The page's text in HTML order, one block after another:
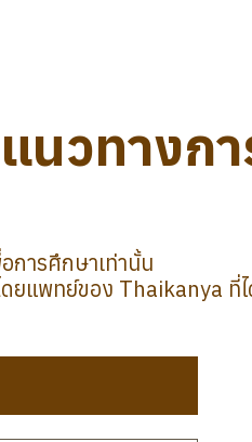
วทางกา
ารศึกษาเท่านั้น
ยแพทย์ของ Thaikanya ที่